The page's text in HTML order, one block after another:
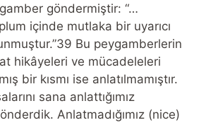
göndermiştir: “…
içinde mutlaka bir uyarıcı
Bu peygamberlerin
hikâyeleri ve mücadeleleri
bir kısmı ise anlatılmamıştır.
sana anlattığımız
Anlatmadığımız (nice)